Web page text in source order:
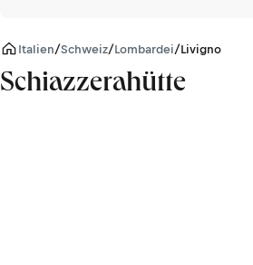
Italien/Schweiz/Lombardei/Livigno Alpen
Schiazzerahütte